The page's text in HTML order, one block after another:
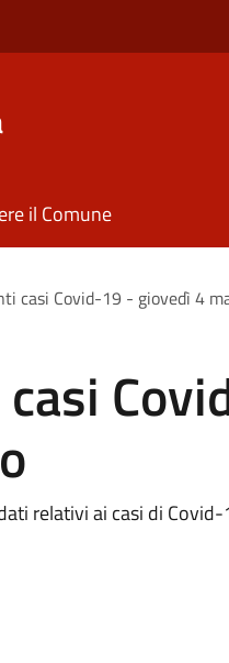
il Comune
casi Covid-19 - giovedì 4
relativi ai casi di